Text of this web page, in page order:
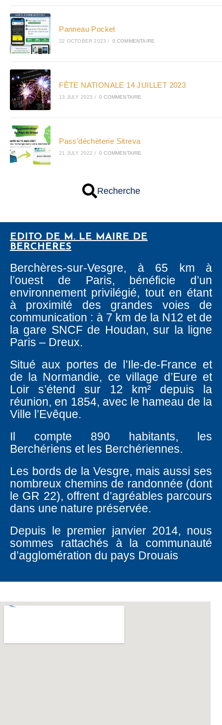
Panneau Pocket
22 OCTOBER 2023 / 0 COMMENTAIRE
FÊTE NATIONALE 14 JUILLET 2023
13 JULY 2023 / 0 COMMENTAIRE
Pass’déchèterie Sitreva
21 JULY 2022 / 0 COMMENTAIRE
Recherche
EDITO DE M. LE MAIRE DE
BERCHERES
Berchères-sur-Vesgre, à 65 km à
l’ouest de Paris, bénéficie d’un
environnement privilégié, tout en étant
à proximité des grandes voies de
communication : à 7 km de la N12 et de
la gare SNCF de Houdan, sur la ligne
Paris – Dreux.
Situé aux portes de l’Ile-de-France et
de la Normandie, ce village d’Eure et
Loir s’étend sur 12 km² depuis la
réunion, en 1854, avec le hameau de la
Ville l’Evêque.
Il compte 890 habitants, les
Berchériens et les Berchériennes.
Les bords de la Vesgre, mais aussi ses
nombreux chemins de randonnée (dont
le GR 22), offrent d’agréables parcours
dans une nature préservée.
Depuis le premier janvier 2014, nous
sommes rattachés à la communauté
d’agglomération du pays Drouais